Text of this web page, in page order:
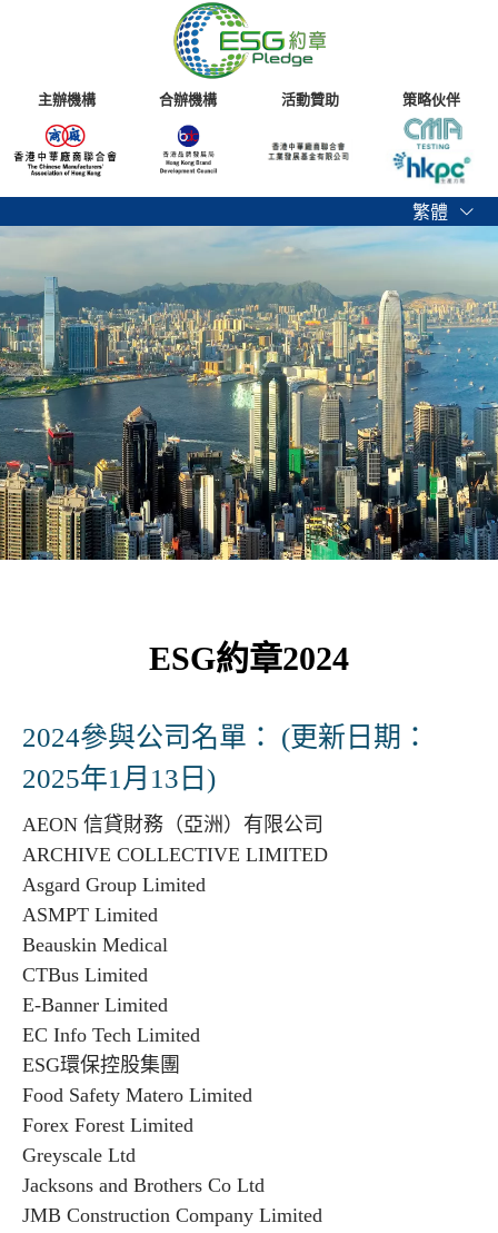
主辦機構 合辦機構 活動贊助 策略伙伴
繁體
ESG約章2024
2024參與公司名單： (更新日期：
2025年1月13日)
AEON 信貸財務（亞洲）有限公司
ARCHIVE COLLECTIVE LIMITED
Asgard Group Limited
ASMPT Limited
Beauskin Medical
CTBus Limited
E-Banner Limited
EC Info Tech Limited
ESG環保控股集團
Food Safety Matero Limited
Forex Forest Limited
Greyscale Ltd
Jacksons and Brothers Co Ltd
JMB Construction Company Limited